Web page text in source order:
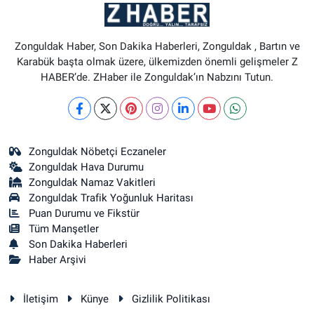
Zonguldak Haber, Son Dakika Haberleri, Zonguldak , Bartın ve
Karabük başta olmak üzere, ülkemizden önemli gelişmeler Z
HABER’de. ZHaber ile Zonguldak’ın Nabzını Tutun.
Zonguldak Nöbetçi Eczaneler
Zonguldak Hava Durumu
Zonguldak Namaz Vakitleri
Zonguldak Trafik Yoğunluk Haritası
Puan Durumu ve Fikstür
Tüm Manşetler
Son Dakika Haberleri
Haber Arşivi
İletişim Künye Gizlilik Politikası